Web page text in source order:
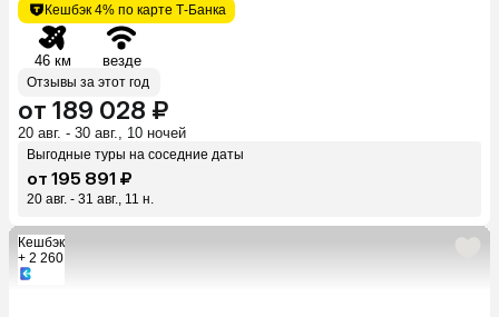
Кешбэк 4% по карте Т-Банка
46 км везде
Отзывы за этот год
от 189 028 ₽
20 авг. - 30 авг., 10 ночей
Выгодные туры на соседние даты
от 195 891 ₽
20 авг. - 31 авг., 11 н.
Кешбэк
+ 2 260